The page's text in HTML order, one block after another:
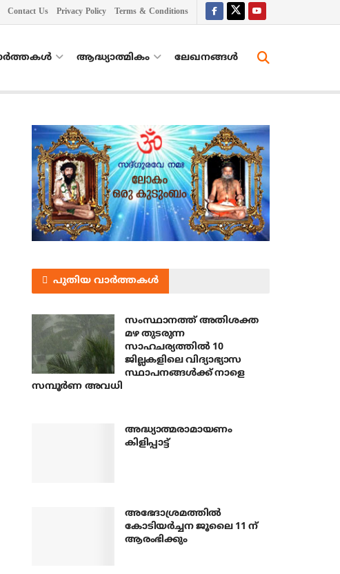
Contact Us Privacy Policy Terms & Conditions
ആദ്ധ്യാത്മികം ലേഖനങ്ങള്‍
പുതിയ വാർത്തകൾ
സംസ്ഥാനത്ത് അതിശക്ത
മഴ തുടരുന്ന
സാഹചര്യത്തിൽ 10
ജില്ലകളിലെ വിദ്യാഭ്യാസ
സ്ഥാപനങ്ങൾക്ക് നാളെ
സമ്പൂർണ അവധി
അദ്ധ്യാത്മരാമായണം
കിളിപ്പാട്ട്
അഭേദാശ്രമത്തില്‍
കോടിയര്‍ച്ചന ജൂലൈ 11 ന്
ആരംഭിക്കും